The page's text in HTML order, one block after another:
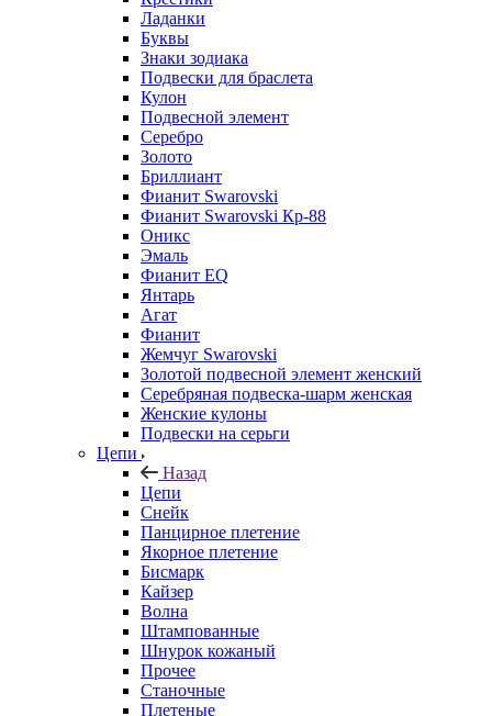
Ладанки
Буквы
Знаки зодиака
Подвески для браслета
Кулон
Подвесной элемент
Серебро
Золото
Бриллиант
Фианит Swarovski
Фианит Swarovski Кр-88
Оникс
Эмаль
Фианит EQ
Янтарь
Агат
Фианит
Жемчуг Swarovski
Золотой подвесной элемент женcкий
Серебряная подвеска-шарм женская
Женские кулоны
Подвески на серьги
Цепи
Назад
Цепи
Снейк
Панцирное плетение
Якорное плетение
Бисмарк
Кайзер
Волна
Штампованные
Шнурок кожаный
Прочее
Станочные
Плетеные